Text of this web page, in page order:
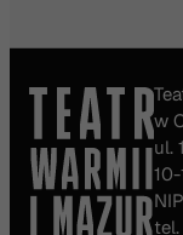
w
ul.
tel.